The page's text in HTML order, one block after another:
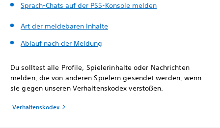
Sprach-Chats auf der PS5-Konsole melden
Art der meldebaren Inhalte
Ablauf nach der Meldung
Du solltest alle Profile, Spielerinhalte oder Nachrichten
melden, die von anderen Spielern gesendet werden, wenn
sie gegen unseren Verhaltenskodex verstoßen.
Verhaltenskodex